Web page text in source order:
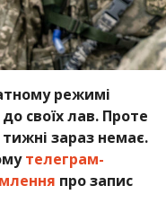
режимі
своїх лав. Проте
зараз немає.
телеграм-
про запис